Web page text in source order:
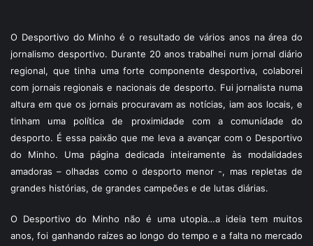
O Desportivo do Minho é o resultado de vários anos na área do
jornalismo desportivo. Durante 20 anos trabalhei num jornal diário
regional, que tinha uma forte componente desportiva, colaborei
com jornais regionais e nacionais de desporto. Fui jornalista numa
altura em que os jornais procuravam as notícias, iam aos locais, e
tinham uma política de proximidade com a comunidade do
desporto. É essa paixão que me leva a avançar com o Desportivo
do Minho. Uma página dedicada inteiramente às modalidades
amadoras – olhadas como o desporto menor -, mas repletas de
grandes histórias, de grandes campeões e de lutas diárias.
O Desportivo do Minho não é uma utopia…a ideia tem muitos
anos, foi ganhando raízes ao longo do tempo e a falta no mercado